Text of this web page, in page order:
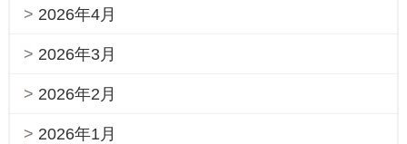
2026年4月
2026年3月
2026年2月
2026年1月